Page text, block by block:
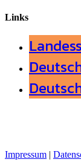
Links
Impressum |